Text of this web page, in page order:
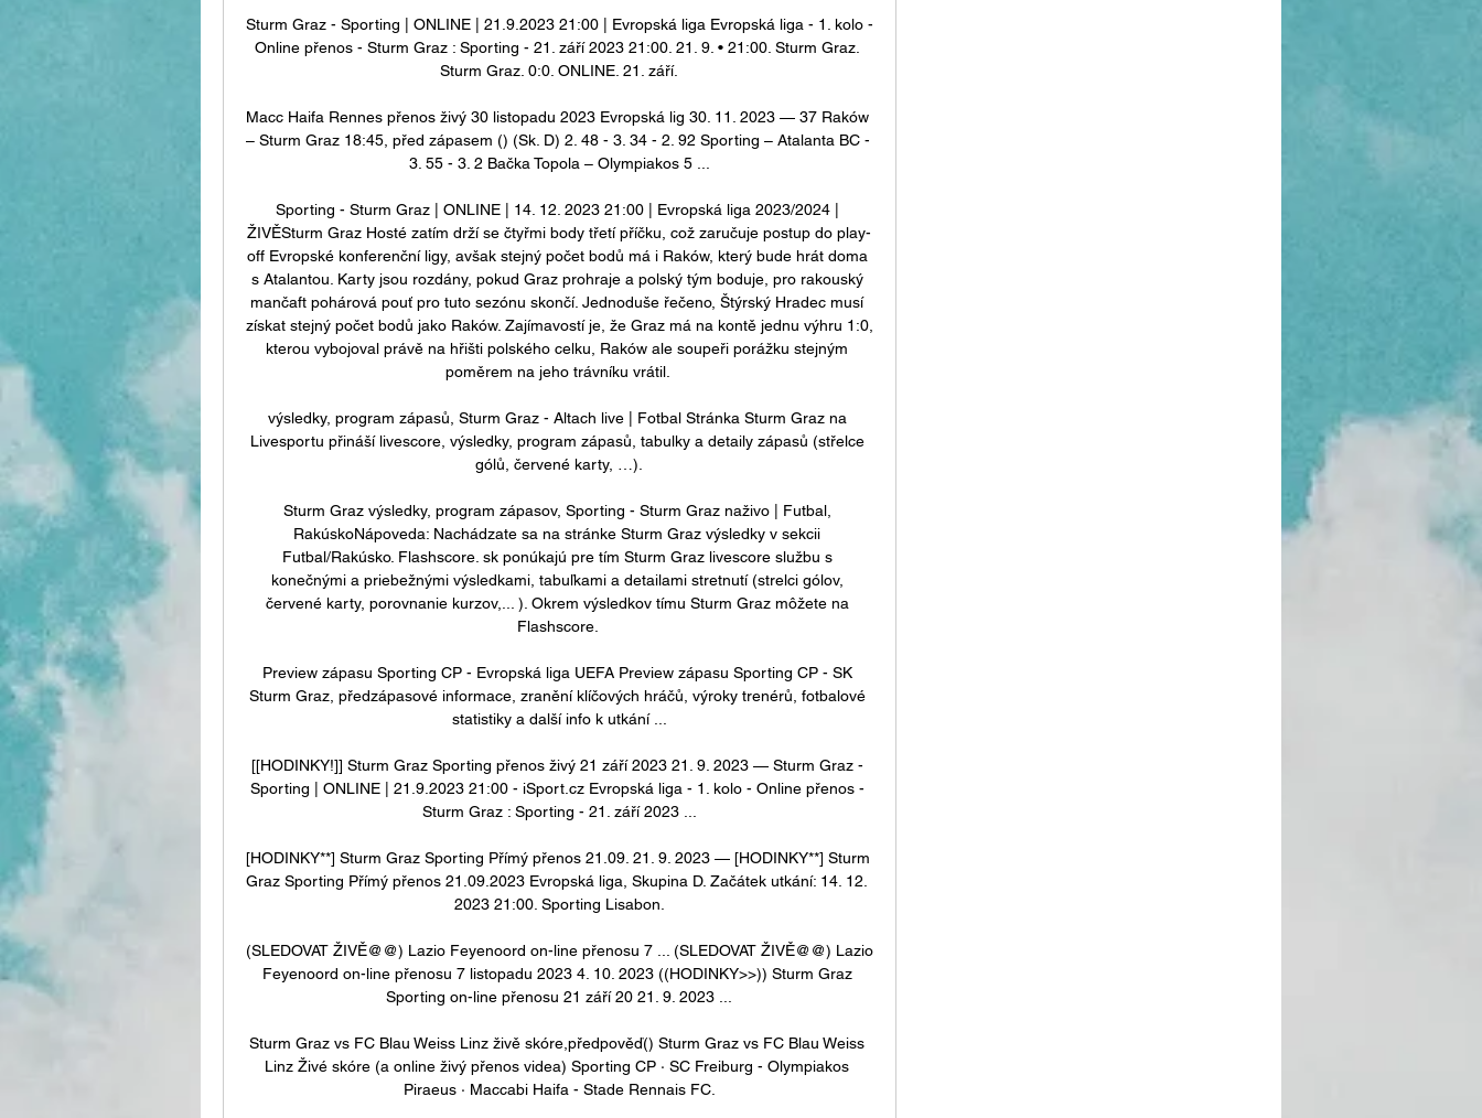
Sturm Graz - Sporting | ONLINE | 21.9.2023 21:00 | Evropská liga Evropská liga - 1. kolo -
Online přenos - Sturm Graz : Sporting - 21. září 2023 21:00. 21. 9. • 21:00. Sturm Graz.
Sturm Graz. 0:0. ONLINE. 21. září.
Macc Haifa Rennes přenos živý 30 listopadu 2023 Evropská lig 30. 11. 2023 — 37 Raków
– Sturm Graz 18:45, před zápasem () (Sk. D) 2. 48 - 3. 34 - 2. 92 Sporting – Atalanta BC -
3. 55 - 3. 2 Bačka Topola – Olympiakos 5 ...
Sporting - Sturm Graz | ONLINE | 14. 12. 2023 21:00 | Evropská liga 2023/2024 |
ŽIVĚSturm Graz Hosté zatím drží se čtyřmi body třetí příčku, což zaručuje postup do play-
off Evropské konferenční ligy, avšak stejný počet bodů má i Raków, který bude hrát doma
s Atalantou. Karty jsou rozdány, pokud Graz prohraje a polský tým boduje, pro rakouský
mančaft pohárová pouť pro tuto sezónu skončí. Jednoduše řečeno, Štýrský Hradec musí
získat stejný počet bodů jako Raków. Zajímavostí je, že Graz má na kontě jednu výhru 1:0,
kterou vybojoval právě na hřišti polského celku, Raków ale soupeři porážku stejným
poměrem na jeho trávníku vrátil.
výsledky, program zápasů, Sturm Graz - Altach live | Fotbal Stránka Sturm Graz na
Livesportu přináší livescore, výsledky, program zápasů, tabulky a detaily zápasů (střelce
gólů, červené karty, …).
Sturm Graz výsledky, program zápasov, Sporting - Sturm Graz naživo | Futbal,
RakúskoNápoveda: Nachádzate sa na stránke Sturm Graz výsledky v sekcii
Futbal/Rakúsko. Flashscore. sk ponúkajú pre tím Sturm Graz livescore službu s
konečnými a priebežnými výsledkami, tabuľkami a detailami stretnutí (strelci gólov,
červené karty, porovnanie kurzov,... ). Okrem výsledkov tímu Sturm Graz môžete na
Flashscore.
Preview zápasu Sporting CP - Evropská liga UEFA Preview zápasu Sporting CP - SK
Sturm Graz, předzápasové informace, zranění klíčových hráčů, výroky trenérů, fotbalové
statistiky a další info k utkání ...
[[HODINKY!]] Sturm Graz Sporting přenos živý 21 září 2023 21. 9. 2023 — Sturm Graz -
Sporting | ONLINE | 21.9.2023 21:00 - iSport.cz Evropská liga - 1. kolo - Online přenos -
Sturm Graz : Sporting - 21. září 2023 ...
[HODINKY**] Sturm Graz Sporting Přímý přenos 21.09. 21. 9. 2023 — [HODINKY**] Sturm
Graz Sporting Přímý přenos 21.09.2023 Evropská liga, Skupina D. Začátek utkání: 14. 12.
2023 21:00. Sporting Lisabon.
(SLEDOVAT ŽIVĚ@@) Lazio Feyenoord on-line přenosu 7 ... (SLEDOVAT ŽIVĚ@@) Lazio
Feyenoord on-line přenosu 7 listopadu 2023 4. 10. 2023 ((HODINKY>>)) Sturm Graz
Sporting on-line přenosu 21 září 20 21. 9. 2023 ...
Sturm Graz vs FC Blau Weiss Linz živě skóre,předpověď() Sturm Graz vs FC Blau Weiss
Linz Živé skóre (a online živý přenos videa) Sporting CP · SC Freiburg - Olympiakos
Piraeus · Maccabi Haifa - Stade Rennais FC.